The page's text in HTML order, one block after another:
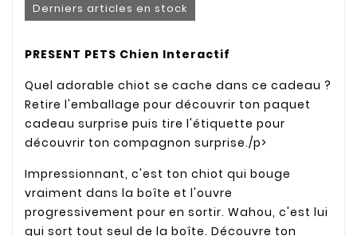
Derniers articles en stock
PRESENT PETS Chien Interactif
Quel adorable chiot se cache dans ce cadeau ?
Retire l'emballage pour découvrir ton paquet
cadeau surprise puis tire l'étiquette pour
découvrir ton compagnon surprise./p>
Impressionnant, c'est ton chiot qui bouge
vraiment dans la boîte et l'ouvre
progressivement pour en sortir. Wahou, c'est lui
qui sort tout seul de la boîte. Découvre ton